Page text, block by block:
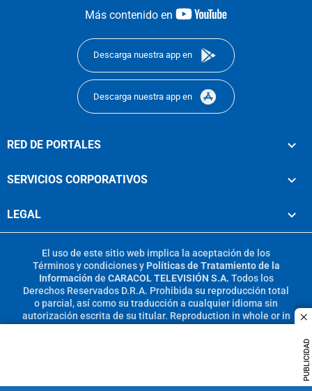
PUBLICIDAD
Más contenido en
youtube-
Descarga nuestra app en
Descarga nuestra app en
RED DE PORTALES
SERVICIOS CORPORATIVOS
LEGAL
El uso de este sitio web implica la aceptación de los
Términos y condicionesy Políticas de Tratamiento de la
Información de CARACOL TELEVISIÓN S.A. Todos los
Derechos Reservados D.R.A. Prohibida su reproducción total
o parcial, así como su traducción a cualquier idioma sin
autorización escrita de su titular. Reproduction in whole or in